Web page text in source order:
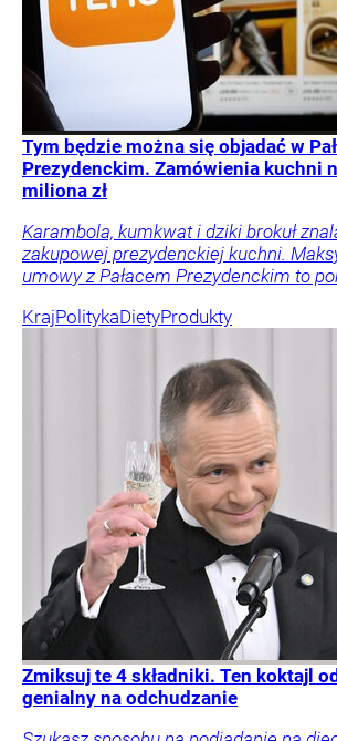
Tym będzie można się objadać w
Prezydenckim. Zamówienia kuchni
miliona zł
Karambola, kumkwat i dziki brokuł
zakupowej prezydenckiej kuchni.
umowy z Pałacem Prezydenckim to
KrajPolitykaDietyProdukty
Zmiksuj te 4 składniki. Ten koktajl
genialny na odchudzanie